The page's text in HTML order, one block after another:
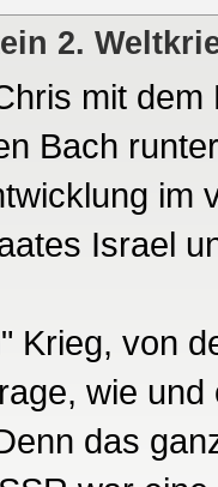
2.
mit
Bach
im
Israel
Krieg, von
wie
das